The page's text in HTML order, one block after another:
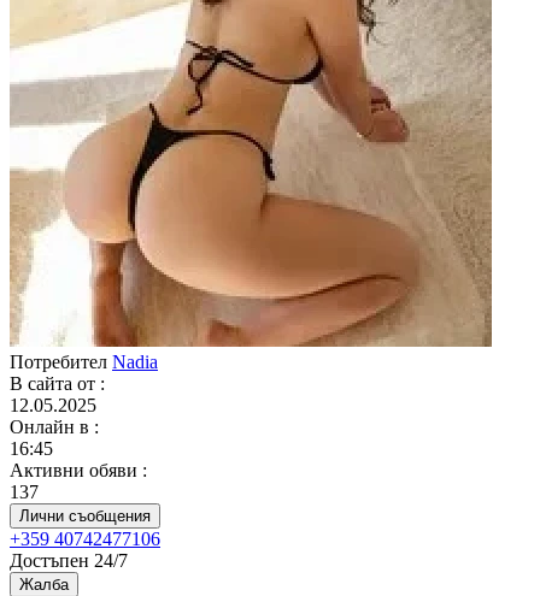
Потребител Nadia
В сайта от :
12.05.2025
Онлайн в :
16:45
Активни обяви :
137
Лични съобщения
+359 40742477106
Достъпен 24/7
Жалба